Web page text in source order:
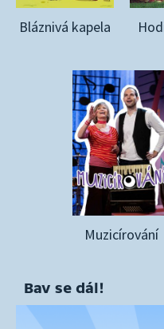
Bláznivá kapela
Muzicírování
Bav se dál!